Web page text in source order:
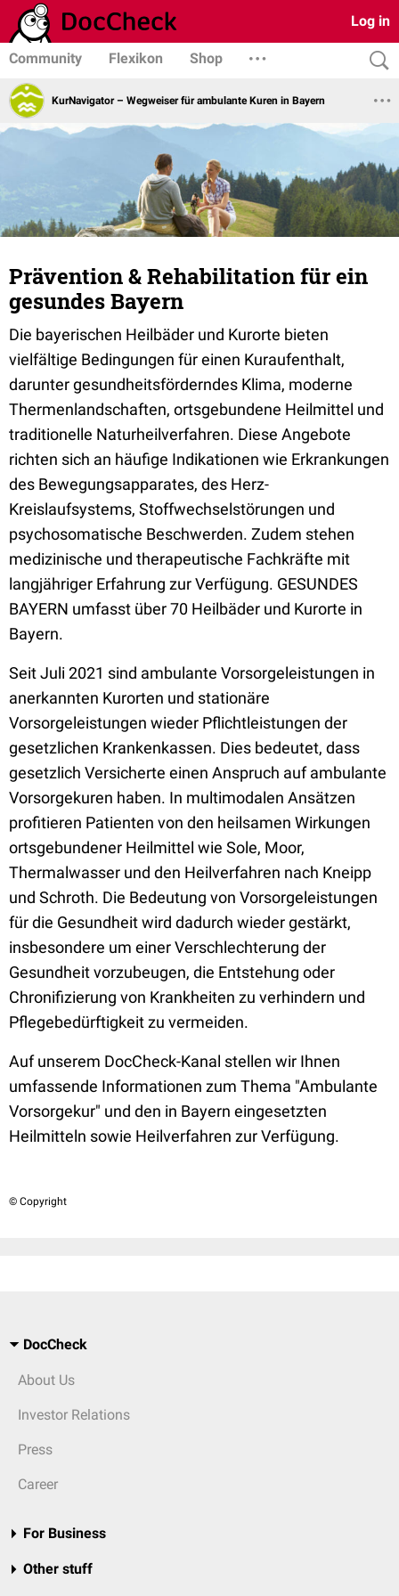
Log in
Community Flexikon Shop
KurNavigator – Wegweiser für ambulante Kuren in Bayern
Prävention & Rehabilitation für ein
gesundes Bayern
Die bayerischen Heilbäder und Kurorte bieten
vielfältige Bedingungen für einen Kuraufenthalt,
darunter gesundheitsförderndes Klima, moderne
Thermenlandschaften, ortsgebundene Heilmittel und
traditionelle Naturheilverfahren. Diese Angebote
richten sich an häufige Indikationen wie Erkrankungen
des Bewegungsapparates, des Herz-
Kreislaufsystems, Stoffwechselstörungen und
psychosomatische Beschwerden. Zudem stehen
medizinische und therapeutische Fachkräfte mit
langjähriger Erfahrung zur Verfügung. GESUNDES
BAYERN umfasst über 70 Heilbäder und Kurorte in
Bayern.
Seit Juli 2021 sind ambulante Vorsorgeleistungen in
anerkannten Kurorten und stationäre
Vorsorgeleistungen wieder Pflichtleistungen der
gesetzlichen Krankenkassen. Dies bedeutet, dass
gesetzlich Versicherte einen Anspruch auf ambulante
Vorsorgekuren haben. In multimodalen Ansätzen
profitieren Patienten von den heilsamen Wirkungen
ortsgebundener Heilmittel wie Sole, Moor,
Thermalwasser und den Heilverfahren nach Kneipp
und Schroth. Die Bedeutung von Vorsorgeleistungen
für die Gesundheit wird dadurch wieder gestärkt,
insbesondere um einer Verschlechterung der
Gesundheit vorzubeugen, die Entstehung oder
Chronifizierung von Krankheiten zu verhindern und
Pflegebedürftigkeit zu vermeiden.
Auf unserem DocCheck-Kanal stellen wir Ihnen
umfassende Informationen zum Thema "Ambulante
Vorsorgekur" und den in Bayern eingesetzten
Heilmitteln sowie Heilverfahren zur Verfügung.
© Copyright
DocCheck
About Us
Investor Relations
Press
Career
For Business
Other stuff